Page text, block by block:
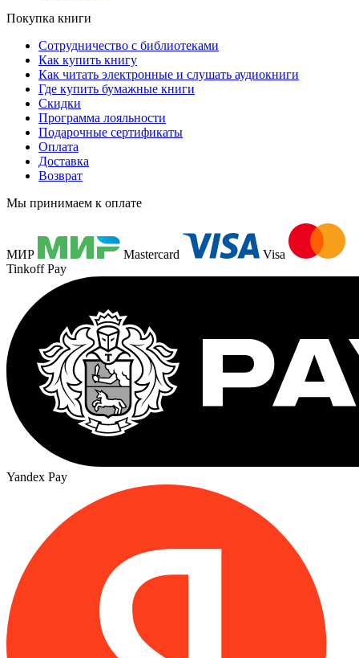
Покупка книги
Сотрудничество с библиотеками
Как купить книгу
Как читать электронные и слушать аудиокниги
Где купить бумажные книги
Скидки
Программа лояльности
Подарочные сертификаты
Оплата
Доставка
Возврат
Мы принимаем к оплате
МИР Mastercard
Visa
Tinkoff Pay
Yandex Pay